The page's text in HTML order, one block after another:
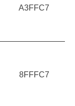
A3FFC7
8FFFC7